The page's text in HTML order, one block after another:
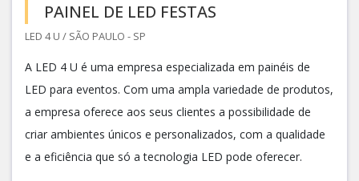
PAINEL DE LED FESTAS
LED 4 U / SÃO PAULO - SP
A LED 4 U é uma empresa especializada em painéis de
LED para eventos. Com uma ampla variedade de produtos,
a empresa oferece aos seus clientes a possibilidade de
criar ambientes únicos e personalizados, com a qualidade
e a eficiência que só a tecnologia LED pode oferecer.